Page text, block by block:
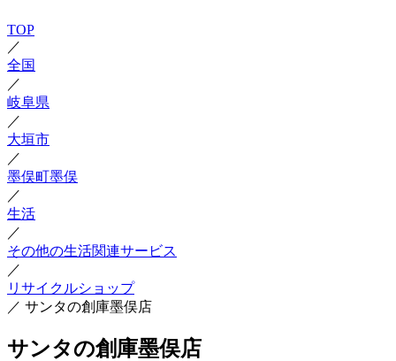
TOP
／
全国
／
岐阜県
／
大垣市
／
墨俣町墨俣
／
生活
／
その他の生活関連サービス
／
リサイクルショップ
／ サンタの創庫墨俣店
サンタの創庫墨俣店